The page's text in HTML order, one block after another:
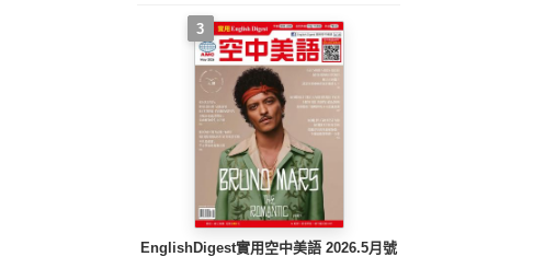
3
EnglishDigest實用空中美語 2026.5月號